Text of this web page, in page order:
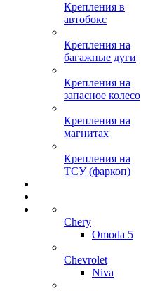
Крепления в
автобокс
Крепления на
багажные дуги
Крепления на
запасное колесо
Крепления на
магнитах
Крепления на
ТСУ (фаркоп)
Chery
Omoda 5
Chevrolet
Niva